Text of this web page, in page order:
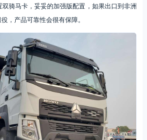
骑马卡，妥妥的加强版配置，如果出口到非洲
，产品可靠性会很有保障。